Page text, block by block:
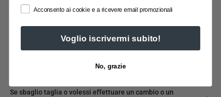
DOMANDE FREQUENTI
Se sbaglio taglia o volessi effettuare un cambio o un
Acconsento ai cookie e a ricevere email promozionali
Voglio iscrivermi subito!
No, grazie